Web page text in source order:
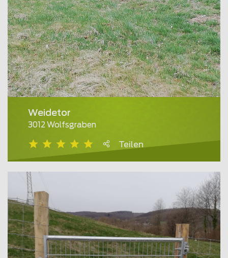
Weidetor
3012 Wolfsgraben
Teilen